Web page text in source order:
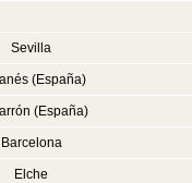
Sevilla
(España)
(España)
Barcelona
Elche